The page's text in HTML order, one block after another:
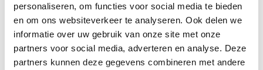
personaliseren, om functies voor social media te bieden
en om ons websiteverkeer te analyseren. Ook delen we
informatie over uw gebruik van onze site met onze
partners voor social media, adverteren en analyse. Deze
partners kunnen deze gegevens combineren met andere